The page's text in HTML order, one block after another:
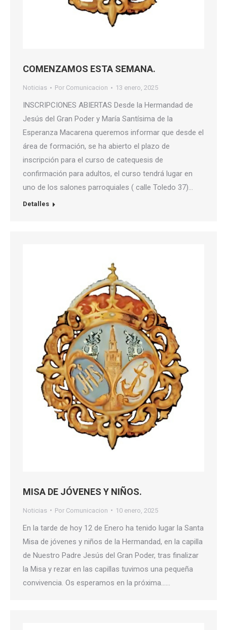
COMENZAMOS ESTA SEMANA.
Noticias Por Comunicacion 13 enero, 2025
INSCRIPCIONES ABIERTAS Desde la Hermandad de
Jesús del Gran Poder y María Santísima de la
Esperanza Macarena queremos informar que desde el
área de formación, se ha abierto el plazo de
inscripción para el curso de catequesis de
confirmación para adultos, el curso tendrá lugar en
uno de los salones parroquiales ( calle Toledo 37)…
Detalles
MISA DE JÓVENES Y NIÑOS.
Noticias Por Comunicacion 10 enero, 2025
En la tarde de hoy 12 de Enero ha tenido lugar la Santa
Misa de jóvenes y niños de la Hermandad, en la capilla
de Nuestro Padre Jesús del Gran Poder, tras finalizar
la Misa y rezar en las capillas tuvimos una pequeña
convivencia. Os esperamos en la próxima……